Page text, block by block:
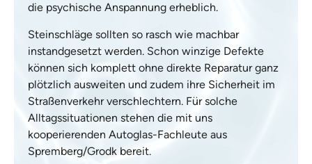
die psychische Anspannung erheblich.
Steinschläge sollten so rasch wie machbar
instandgesetzt werden. Schon winzige Defekte
können sich komplett ohne direkte Reparatur ganz
plötzlich ausweiten und zudem ihre Sicherheit im
Straßenverkehr verschlechtern. Für solche
Alltagssituationen stehen die mit uns
kooperierenden Autoglas-Fachleute aus
Spremberg/Grodk bereit.